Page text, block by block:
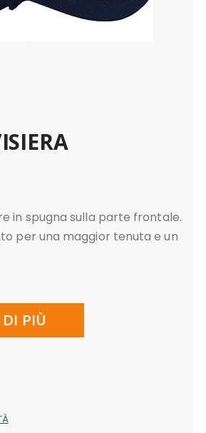
in spugna sulla parte frontale.
per una maggior tenuta e un
PIÙ